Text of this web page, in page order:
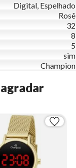
Digital, Espelhado
Rosê
32
8
5
sim
Champion